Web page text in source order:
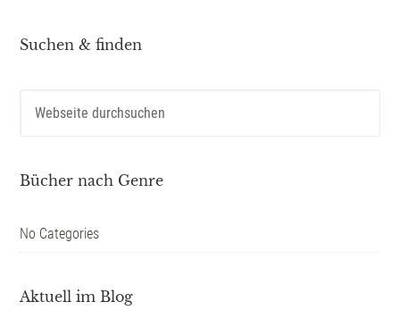
Suchen & finden
Bücher nach Genre
No Categories
Aktuell im Blog